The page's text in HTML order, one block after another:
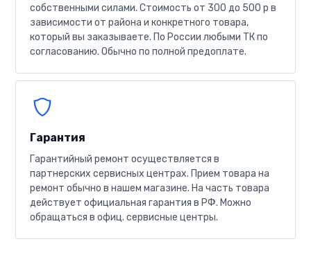
собственными силами. Стоимость от 300 до 500 р в
зависимости от района и конкретного товара,
который вы заказываете. По России любыми ТК по
согласованию. Обычно по полной предоплате.
Гарантия
Гарантийный ремонт осуществляется в
партнерских сервисных центрах. Прием товара на
ремонт обычно в нашем магазине. На часть товара
действует официальная гарантия в РФ. Можно
обращаться в офиц. сервисные центры.